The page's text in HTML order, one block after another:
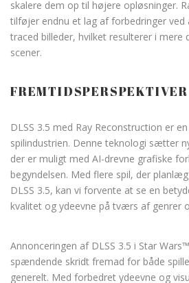
skalere dem op til højere opløsninger.
tilføjer endnu et lag af forbedringer ved
traced billeder, hvilket resulterer i mere
scener.
FREMTIDSPERSPEKTIVER
DLSS 3.5 med Ray Reconstruction er
spilindustrien. Denne teknologi sætter
der er muligt med AI-drevne grafiske
begyndelsen. Med flere spil, der
DLSS 3.5, kan vi forvente at se en
kvalitet og ydeevne på tværs af genrer
Annonceringen af DLSS 3.5 i Star
spændende skridt fremad for både
generelt. Med forbedret ydeevne og